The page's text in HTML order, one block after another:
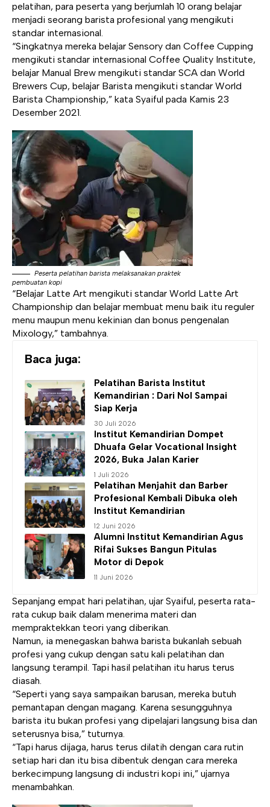
pelatihan, para peserta yang berjumlah 10 orang belajar
menjadi seorang barista profesional yang mengikuti
standar internasional.
“Singkatnya mereka belajar Sensory dan Coffee Cupping
mengikuti standar internasional Coffee Quality Institute,
belajar Manual Brew mengikuti standar SCA dan World
Brewers Cup, belajar Barista mengikuti standar World
Barista Championship,” kata Syaiful pada Kamis 23
Desember 2021.
Peserta pelatihan barista melaksanakan praktek
pembuatan kopi
“Belajar Latte Art mengikuti standar World Latte Art
Championship dan belajar membuat menu baik itu reguler
menu maupun menu kekinian dan bonus pengenalan
Mixology,” tambahnya.
Baca juga:
Pelatihan Barista Institut
Kemandirian : Dari Nol Sampai
Siap Kerja
30 Juli 2026
Institut Kemandirian Dompet
Dhuafa Gelar Vocational Insight
2026, Buka Jalan Karier
1 Juli 2026
Pelatihan Menjahit dan Barber
Profesional Kembali Dibuka oleh
Institut Kemandirian
12 Juni 2026
Alumni Institut Kemandirian Agus
Rifai Sukses Bangun Pitulas
Motor di Depok
11 Juni 2026
Sepanjang empat hari pelatihan, ujar Syaiful, peserta rata-
rata cukup baik dalam menerima materi dan
mempraktekkan teori yang diberikan.
Namun, ia menegaskan bahwa barista bukanlah sebuah
profesi yang cukup dengan satu kali pelatihan dan
langsung terampil. Tapi hasil pelatihan itu harus terus
diasah.
“Seperti yang saya sampaikan barusan, mereka butuh
pemantapan dengan magang. Karena sesungguhnya
barista itu bukan profesi yang dipelajari langsung bisa dan
seterusnya bisa,” tuturnya.
“Tapi harus dijaga, harus terus dilatih dengan cara rutin
setiap hari dan itu bisa dibentuk dengan cara mereka
berkecimpung langsung di industri kopi ini,” ujarnya
menambahkan.